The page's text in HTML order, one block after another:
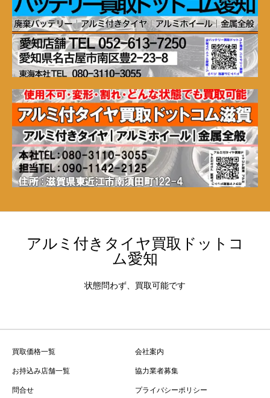
アルミ付きタイヤ買取ドットコ
ム愛知
状態問わず、買取可能です
買取価格一覧
会社案内
お持込み店舗一覧
協力業者募集
問合せ
プライバシーポリシー